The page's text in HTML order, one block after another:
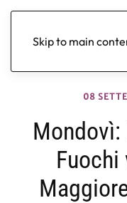
Skip to main
08